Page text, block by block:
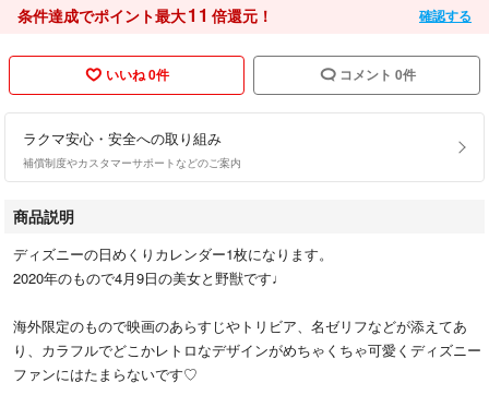
条件達成でポイント最大11 倍還元！ 確認する
いいね 0件 コメント 0件
ラクマ安心・安全への取り組み
補償制度やカスタマーサポートなどのご案内
商品説明
ディズニーの日めくりカレンダー1枚になります。
2020年のもので4月9日の美女と野獣です♩
海外限定のもので映画のあらすじやトリビア、名ゼリフなどが添えてあ
り、カラフルでどこかレトロなデザインがめちゃくちゃ可愛くディズニー
ファンにはたまらないです♡